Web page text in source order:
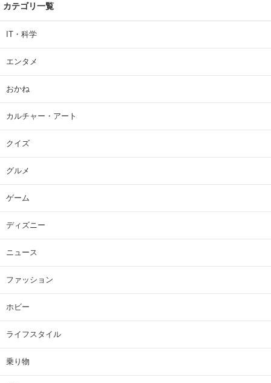
カテゴリ一覧
IT・科学
エンタメ
おかね
カルチャー・アート
クイズ
グルメ
ゲーム
ディズニー
ニュース
ファッション
ホビー
ライフスタイル
乗り物